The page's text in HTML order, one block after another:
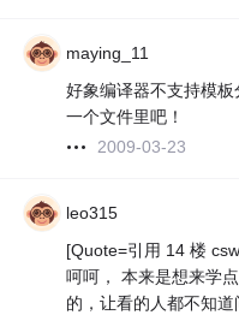
maying_11
好象编译器不支持模
一个文件里吧！
2009-03-23
leo315
[Quote=引用 14 楼
呵呵， 本来是想来学
的，让看的人都不知